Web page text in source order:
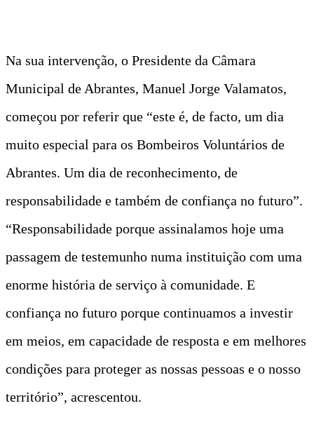
Na sua intervenção, o Presidente da Câmara
Municipal de Abrantes, Manuel Jorge Valamatos,
começou por referir que “este é, de facto, um dia
muito especial para os Bombeiros Voluntários de
Abrantes. Um dia de reconhecimento, de
responsabilidade e também de confiança no futuro”.
“Responsabilidade porque assinalamos hoje uma
passagem de testemunho numa instituição com uma
enorme história de serviço à comunidade. E
confiança no futuro porque continuamos a investir
em meios, em capacidade de resposta e em melhores
condições para proteger as nossas pessoas e o nosso
território”, acrescentou.